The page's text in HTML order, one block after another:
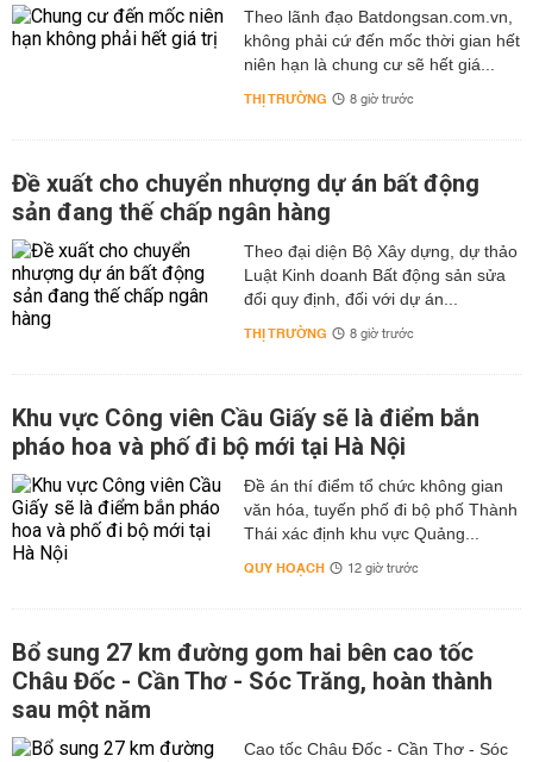
Theo lãnh đạo Batdongsan.com.vn,
không phải cứ đến mốc thời gian hết
niên hạn là chung cư sẽ hết giá...
THỊ TRƯỜNG 8 giờ trước
Đề xuất cho chuyển nhượng dự án bất động
sản đang thế chấp ngân hàng
Theo đại diện Bộ Xây dựng, dự thảo
Luật Kinh doanh Bất động sản sửa
đổi quy định, đối với dự án...
THỊ TRƯỜNG 8 giờ trước
Khu vực Công viên Cầu Giấy sẽ là điểm bắn
pháo hoa và phố đi bộ mới tại Hà Nội
Đề án thí điểm tổ chức không gian
văn hóa, tuyến phố đi bộ phố Thành
Thái xác định khu vực Quảng...
QUY HOẠCH 12 giờ trước
Bổ sung 27 km đường gom hai bên cao tốc
Châu Đốc - Cần Thơ - Sóc Trăng, hoàn thành
sau một năm
Cao tốc Châu Đốc - Cần Thơ - Sóc